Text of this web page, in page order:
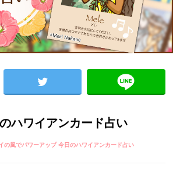
ハワイアンカード占い
の風でパワーアップ 今日のハワイアンカード占い